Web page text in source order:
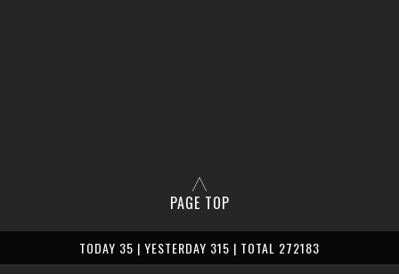
PAGE TOP
TODAY 35 | YESTERDAY 315 | TOTAL 272183